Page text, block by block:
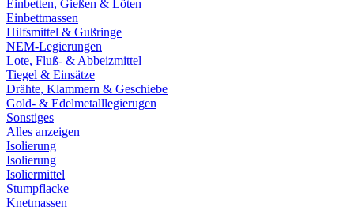
Einbetten, Gießen & Löten
Einbettmassen
Hilfsmittel & Gußringe
NEM-Legierungen
Lote, Fluß- & Abbeizmittel
Tiegel & Einsätze
Drähte, Klammern & Geschiebe
Gold- & Edelmetalllegierugen
Sonstiges
Alles anzeigen
Isolierung
Isolierung
Isoliermittel
Stumpflacke
Knetmassen